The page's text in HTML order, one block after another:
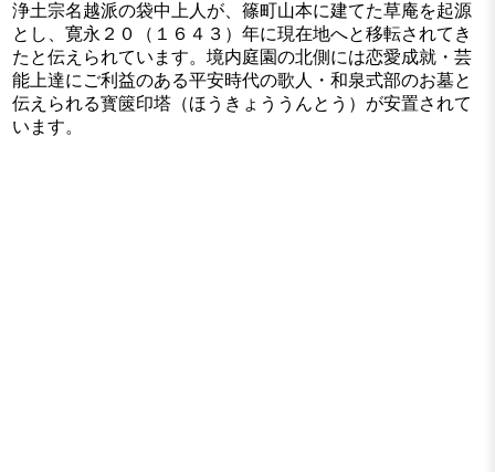
浄土宗名越派の袋中上人が、篠町山本に建てた草庵を起源
とし、寛永２０（１６４３）年に現在地へと移転されてき
たと伝えられています。境内庭園の北側には恋愛成就・芸
能上達にご利益のある平安時代の歌人・和泉式部のお墓と
伝えられる寳篋印塔（ほうきょううんとう）が安置されて
います。